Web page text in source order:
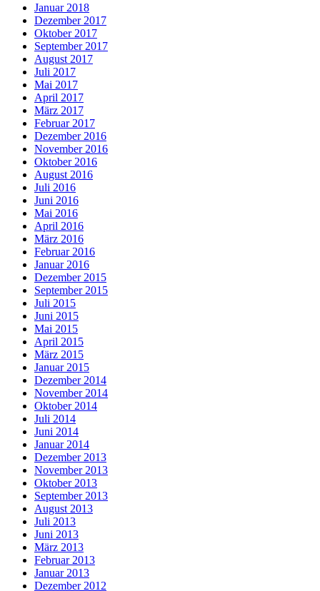
Januar 2018
Dezember 2017
Oktober 2017
September 2017
August 2017
Juli 2017
Mai 2017
April 2017
März 2017
Februar 2017
Dezember 2016
November 2016
Oktober 2016
August 2016
Juli 2016
Juni 2016
Mai 2016
April 2016
März 2016
Februar 2016
Januar 2016
Dezember 2015
September 2015
Juli 2015
Juni 2015
Mai 2015
April 2015
März 2015
Januar 2015
Dezember 2014
November 2014
Oktober 2014
Juli 2014
Juni 2014
Januar 2014
Dezember 2013
November 2013
Oktober 2013
September 2013
August 2013
Juli 2013
Juni 2013
März 2013
Februar 2013
Januar 2013
Dezember 2012